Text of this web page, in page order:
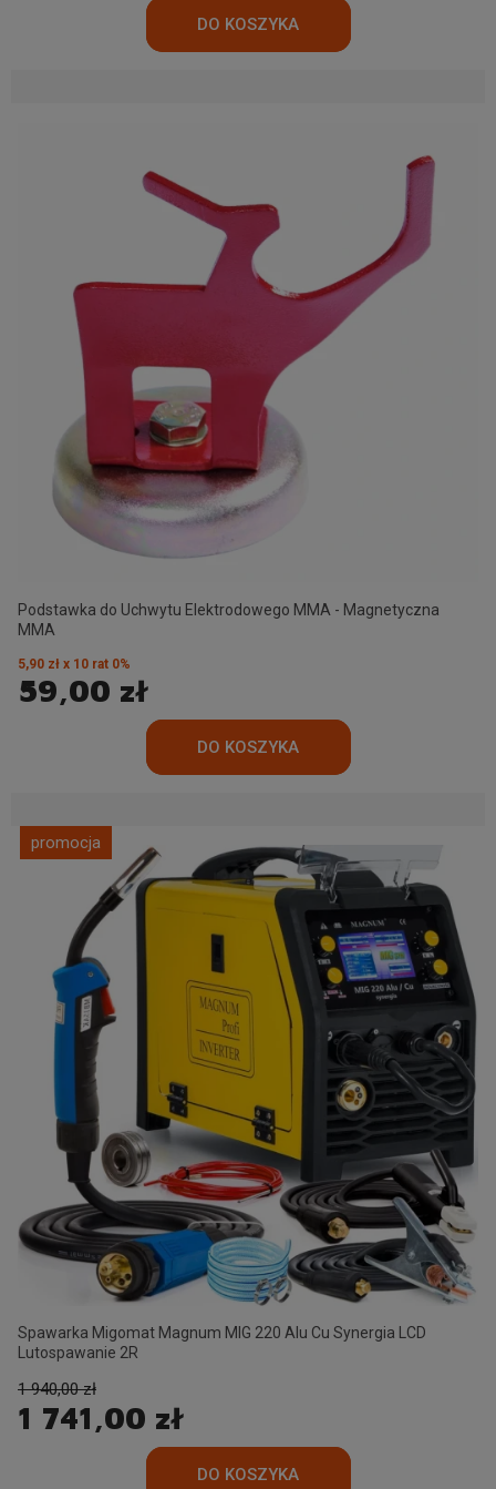
Podstawka do Uchwytu Elektrodowego MMA - Magnetyczna
MMA
59,00 zł
5,90 zł x 10 rat 0%
Spawarka Migomat Magnum MIG 220 Alu Cu Synergia LCD
Lutospawanie 2R
1 741,00 zł
1 940,00 zł
promocja